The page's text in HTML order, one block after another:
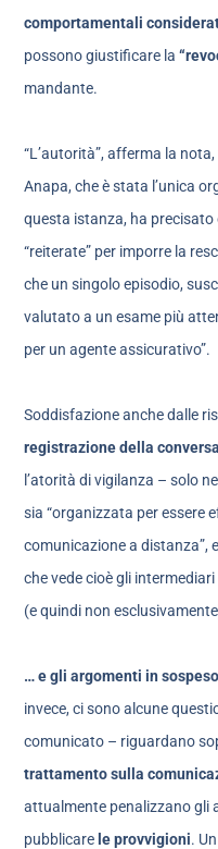
comportamentali
possono giustificare la
mandante.
“L’autorità”, afferma la
Anapa, che è stata l’unica
questa istanza, ha precisato
“reiterate” per imporre la
che un singolo episodio,
valutato a un esame più
per un agente assicurativo”.
Soddisfazione anche dalle
registrazione della
l’atorità di vigilanza – solo
sia “organizzata per essere
comunicazione a distanza”,
che vede cioè gli
(e quindi non
… e gli argomenti in
invece, ci sono alcune
comunicato – riguardano
trattamento sulla
attualmente penalizzano gli
pubblicare le provvigioni.